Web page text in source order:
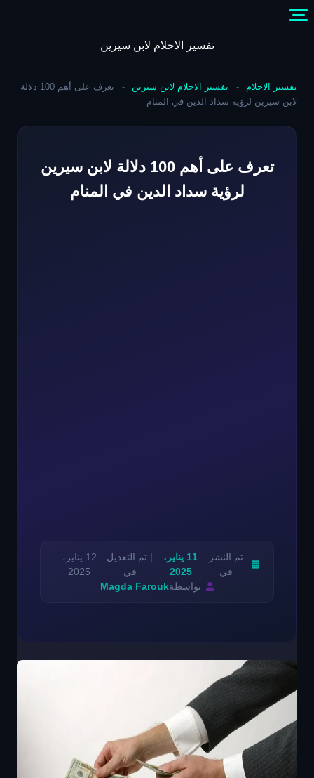
content
تفسير الاحلام لابن سيرين
تفسير الاحلام - تفسير الاحلام لابن سيرين -
تعرف على أهم 100 دلالة
لابن سيرين لرؤية سداد الدين في المنام
تعرف على أهم 100 دلالة لابن سيرين
لرؤية سداد الدين في المنام
تم النشر
في
11 يناير،
2025
| تم التعديل
في
12 يناير،
2025
بواسطةMagda Farouk